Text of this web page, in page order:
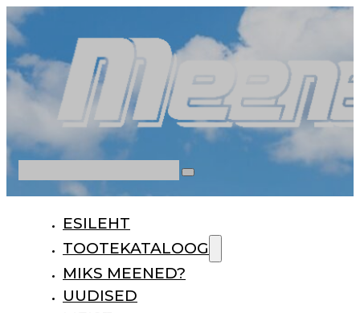
ESILEHT
TOOTEKATALOOG
MIKS MEENED?
UUDISED